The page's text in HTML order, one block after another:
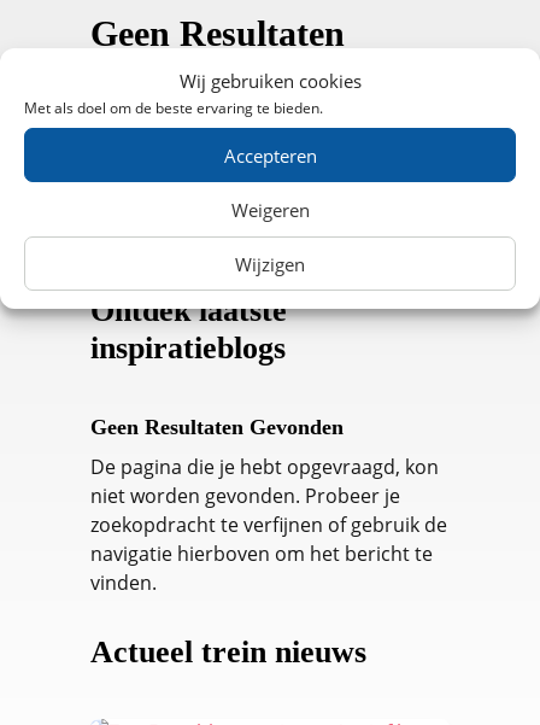
Wij gebruiken cookies
Met als doel om de beste ervaring te bieden.
Accepteren
Weigeren
Wijzigen
Geen Resultaten
Gevonden
De pagina die je hebt opgevraagd, kon
niet worden gevonden. Probeer je
zoekopdracht te verfijnen of gebruik de
navigatie hierboven om het bericht te
vinden.
Ontdek laatste
inspiratieblogs
Geen Resultaten Gevonden
De pagina die je hebt opgevraagd, kon
niet worden gevonden. Probeer je
zoekopdracht te verfijnen of gebruik de
navigatie hierboven om het bericht te
vinden.
Actueel trein nieuws